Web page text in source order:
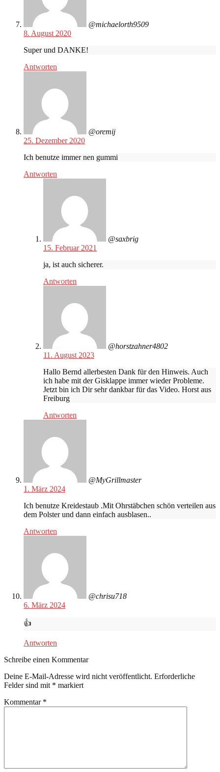
@michaelorth9509
8. August 2020
Super und DANKE!
Antworten
@oremij
25. Dezember 2020
Ich benutze immer nen gummi
Antworten
@saxbrig
15. Februar 2021
ja, ist auch sicherer.
Antworten
@horstzahner4802
11. August 2023
Hallo Bernd allerbesten Dank für den Hinweis. Auch
ich habe mit der Gisklappe immer wieder Probleme.
Jetzt bin ich Dir sehr dankbar für das Video. Horst aus
Freiburg
Antworten
@MyGrillmaster
1. März 2024
Ich benutze Kreidestaub .Mit Ohrstäbchen schön verteilen aus
dem Polster und dann einfach ausblasen..
Antworten
@chrisu718
6. März 2024
👍
Antworten
Schreibe einen Kommentar
Deine E-Mail-Adresse wird nicht veröffentlicht. Erforderliche
Felder sind mit * markiert
Kommentar *